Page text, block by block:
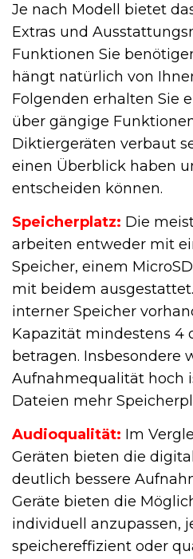
Je nach Modell bietet
Extras und
Funktionen Sie
hängt natürlich von
Folgenden erhalten Sie
über gängige
Diktiergeräten verbaut
einen Überblick haben
entscheiden können.
Speicherplatz: Die
arbeiten entweder mit
Speicher, einem
mit beidem
interner Speicher
Kapazität mindestens 4
betragen. Insbesondere
Aufnahmequalität hoch
Dateien mehr
Audioqualität: Im
Geräten bieten die
deutlich bessere
Geräte bieten die
individuell anzupassen,
speichereffizient oder